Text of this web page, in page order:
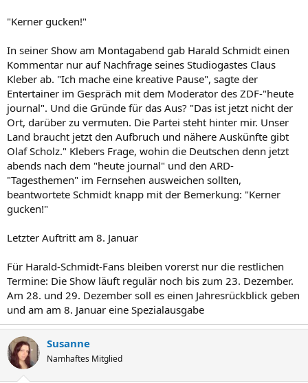
"Kerner gucken!"
In seiner Show am Montagabend gab Harald Schmidt einen
Kommentar nur auf Nachfrage seines Studiogastes Claus
Kleber ab. "Ich mache eine kreative Pause", sagte der
Entertainer im Gespräch mit dem Moderator des ZDF-"heute
journal". Und die Gründe für das Aus? "Das ist jetzt nicht der
Ort, darüber zu vermuten. Die Partei steht hinter mir. Unser
Land braucht jetzt den Aufbruch und nähere Auskünfte gibt
Olaf Scholz." Klebers Frage, wohin die Deutschen denn jetzt
abends nach dem "heute journal" und den ARD-
"Tagesthemen" im Fernsehen ausweichen sollten,
beantwortete Schmidt knapp mit der Bemerkung: "Kerner
gucken!"
Letzter Auftritt am 8. Januar
Für Harald-Schmidt-Fans bleiben vorerst nur die restlichen
Termine: Die Show läuft regulär noch bis zum 23. Dezember.
Am 28. und 29. Dezember soll es einen Jahresrückblick geben
und am am 8. Januar eine Spezialausgabe
Susanne
Namhaftes Mitglied